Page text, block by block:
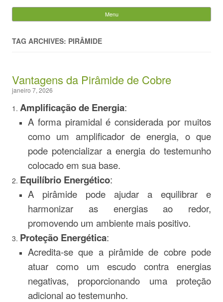
Evandro Legramonte
Menu
TAG ARCHIVES: PIRÂMIDE
Vantagens da Pirâmide de Cobre
janeiro 7, 2026
Amplificação de Energia:
A forma piramidal é considerada por muitos
como um amplificador de energia, o que
pode potencializar a energia do testemunho
colocado em sua base.
Equilíbrio Energético:
A pirâmide pode ajudar a equilibrar e
harmonizar as energias ao redor,
promovendo um ambiente mais positivo.
Proteção Energética:
Acredita-se que a pirâmide de cobre pode
atuar como um escudo contra energias
negativas, proporcionando uma proteção
adicional ao testemunho.